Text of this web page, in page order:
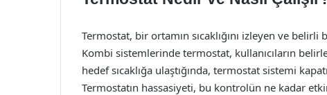
Termostat, bir ortamın sıcaklığını izleyen ve belirli
Kombi sistemlerinde termostat, kullanıcıların
hedef sıcaklığa ulaştığında, termostat sistemi
Termostatın hassasiyeti, bu kontrolün ne kadar